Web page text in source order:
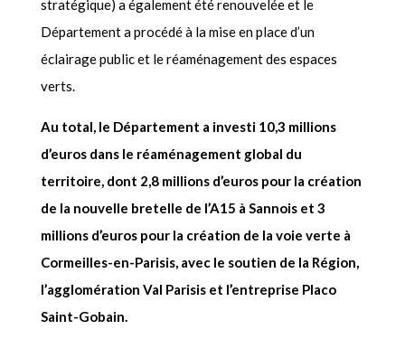
stratégique) a également été renouvelée et le
Département a procédé à la mise en place d’un
éclairage public et le réaménagement des espaces
verts.
Au total, le Département a investi 10,3 millions
d’euros dans le réaménagement global du
territoire, dont 2,8 millions d’euros pour la création
de la nouvelle bretelle de l’A15 à Sannois et 3
millions d’euros pour la création de la voie verte à
Cormeilles-en-Parisis, avec le soutien de la Région,
l’agglomération Val Parisis et l’entreprise Placo
Saint-Gobain.